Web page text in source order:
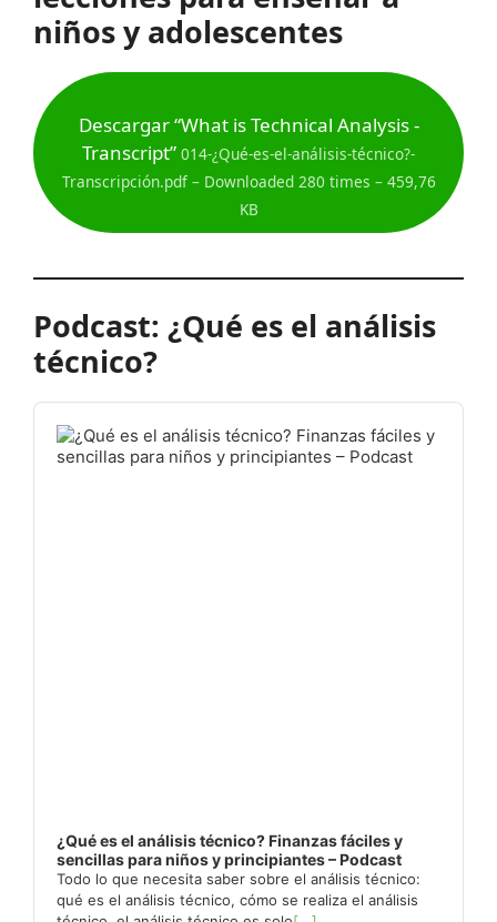
niños y adolescentes
Descargar “What is Technical Analysis -
Transcript” 014-¿Qué-es-el-análisis-técnico?-
Transcripción.pdf – Downloaded 280 times – 459,76
KB
Podcast: ¿Qué es el análisis
técnico?
Audio
Player
¿Qué es el análisis técnico? Finanzas fáciles y
sencillas para niños y principiantes – Podcast
Todo lo que necesita saber sobre el análisis técnico:
qué es el análisis técnico, cómo se realiza el análisis